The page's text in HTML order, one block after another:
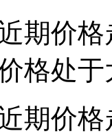
期价
格处
期价